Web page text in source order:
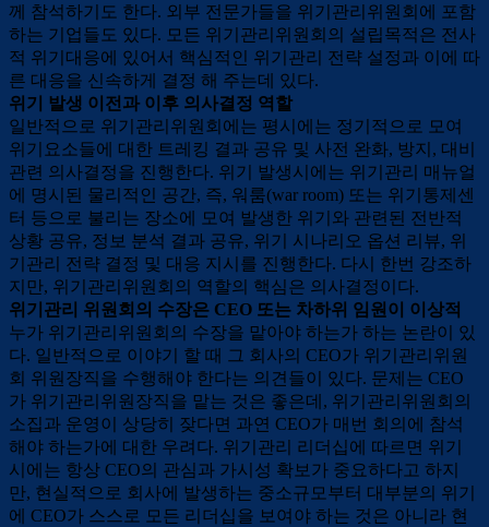
께 참석하기도 한다. 외부 전문가들을 위기관리위원회에 포함
하는 기업들도 있다. 모든 위기관리위원회의 설립목적은 전사
적 위기대응에 있어서 핵심적인 위기관리 전략 설정과 이에 따
른 대응을 신속하게 결정 해 주는데 있다.
위기 발생 이전과 이후 의사결정 역할
일반적으로 위기관리위원회에는 평시에는 정기적으로 모여
위기요소들에 대한 트레킹 결과 공유 및 사전 완화, 방지, 대비
관련 의사결정을 진행한다. 위기 발생시에는 위기관리 매뉴얼
에 명시된 물리적인 공간, 즉, 워룸(war room) 또는 위기통제센
터 등으로 불리는 장소에 모여 발생한 위기와 관련된 전반적
상황 공유, 정보 분석 결과 공유, 위기 시나리오 옵션 리뷰, 위
기관리 전략 결정 및 대응 지시를 진행한다. 다시 한번 강조하
지만, 위기관리위원회의 역할의 핵심은 의사결정이다.
위기관리 위원회의 수장은 CEO 또는 차하위 임원이 이상적
누가 위기관리위원회의 수장을 맡아야 하는가 하는 논란이 있
다. 일반적으로 이야기 할 때 그 회사의 CEO가 위기관리위원
회 위원장직을 수행해야 한다는 의견들이 있다. 문제는 CEO
가 위기관리위원장직을 맡는 것은 좋은데, 위기관리위원회의
소집과 운영이 상당히 잦다면 과연 CEO가 매번 회의에 참석
해야 하는가에 대한 우려다. 위기관리 리더십에 따르면 위기
시에는 항상 CEO의 관심과 가시성 확보가 중요하다고 하지
만, 현실적으로 회사에 발생하는 중소규모부터 대부분의 위기
에 CEO가 스스로 모든 리더십을 보여야 하는 것은 아니라 현